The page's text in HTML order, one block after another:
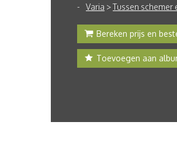
Varia >Tussen schemer
Bereken prijs en
Toevoegen aan